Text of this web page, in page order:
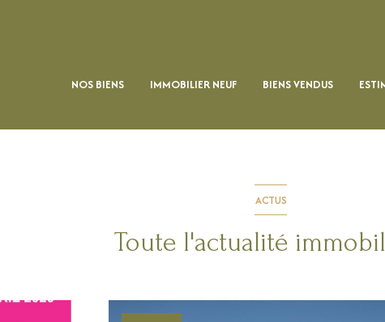
NOS BIENS IMMOBILIER NEUF BIENS VENDUS
ACTUS
Toute l'actualité